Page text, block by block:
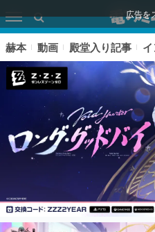
広告を
赫本 動画 殿堂入り記事